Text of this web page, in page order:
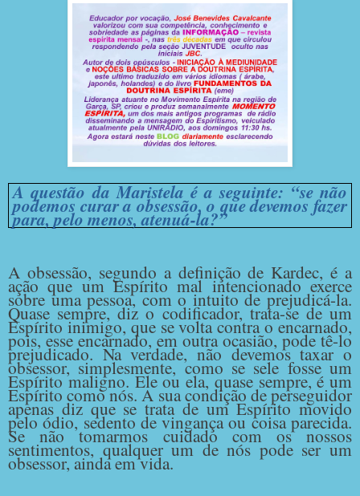
A questão da Maristela é a seguinte: “se não
podemos curar a obsessão, o que devemos fazer
para, pelo menos, atenuá-la?”
A obsessão, segundo a definição de Kardec, é a
ação que um Espírito mal intencionado exerce
sobre uma pessoa, com o intuito de prejudicá-la.
Quase sempre, diz o codificador, trata-se de um
Espírito inimigo, que se volta contra o encarnado,
pois, esse encarnado, em outra ocasião, pode tê-lo
prejudicado. Na verdade, não devemos taxar o
obsessor, simplesmente, como se sele fosse um
Espírito maligno. Ele ou ela, quase sempre, é um
Espírito como nós. A sua condição de perseguidor
apenas diz que se trata de um Espírito movido
pelo ódio, sedento de vingança ou coisa parecida.
Se não tomarmos cuidado com os nossos
sentimentos, qualquer um de nós pode ser um
obsessor, ainda em vida.